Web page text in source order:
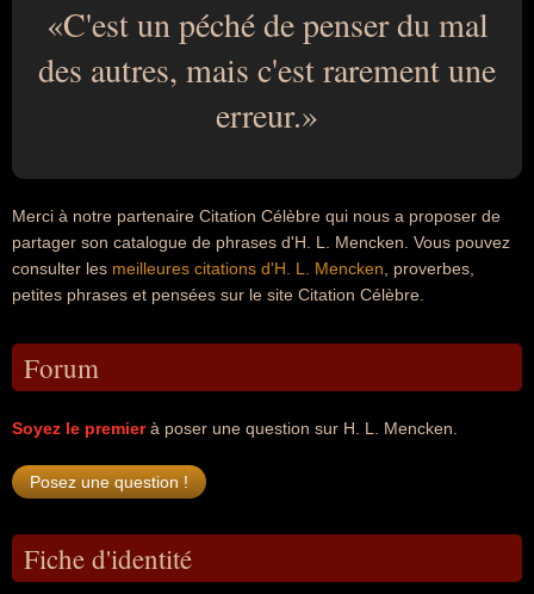
C'est un péché de penser du mal
des autres, mais c'est rarement une
erreur.
Merci à notre partenaire Citation Célèbre qui nous a proposer de
partager son catalogue de phrases d'H. L. Mencken. Vous pouvez
consulter les meilleures citations d'H. L. Mencken , proverbes,
petites phrases et pensées sur le site Citation Célèbre.
Forum
Soyez le premierà poser une question sur H. L. Mencken.
Fiche d'identité